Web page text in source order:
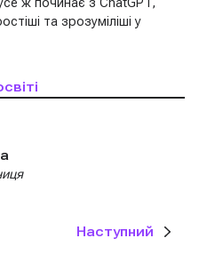
та зрозуміліші у
Наступний